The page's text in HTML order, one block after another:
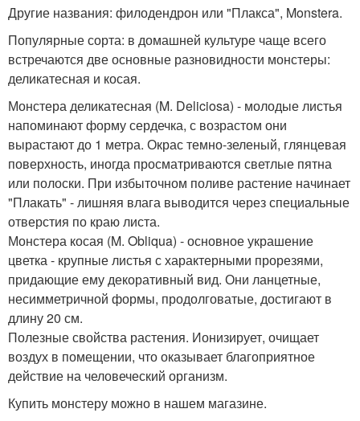
Другие названия: филодендрон или "Плакса", Monstera.
Популярные сорта: в домашней культуре чаще всего
встречаются две основные разновидности монстеры:
деликатесная и косая.
Монстера деликатесная (M. Deliciosa) - молодые листья
напоминают форму сердечка, с возрастом они
вырастают до 1 метра. Окрас темно-зеленый, глянцевая
поверхность, иногда просматриваются светлые пятна
или полоски. При избыточном поливе растение начинает
"Плакать" - лишняя влага выводится через специальные
отверстия по краю листа.
Монстера косая (M. Obliqua) - основное украшение
цветка - крупные листья с характерными прорезями,
придающие ему декоративный вид. Они ланцетные,
несимметричной формы, продолговатые, достигают в
длину 20 см.
Полезные свойства растения. Ионизирует, очищает
воздух в помещении, что оказывает благоприятное
действие на человеческий организм.
Купить монстеру можно в нашем магазине.